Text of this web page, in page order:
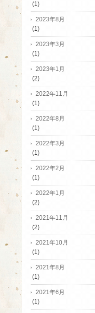
(1)
2023年8月
(1)
2023年3月
(1)
2023年1月
(2)
2022年11月
(1)
2022年8月
(1)
2022年3月
(1)
2022年2月
(1)
2022年1月
(2)
2021年11月
(2)
2021年10月
(1)
2021年8月
(1)
2021年6月
(1)